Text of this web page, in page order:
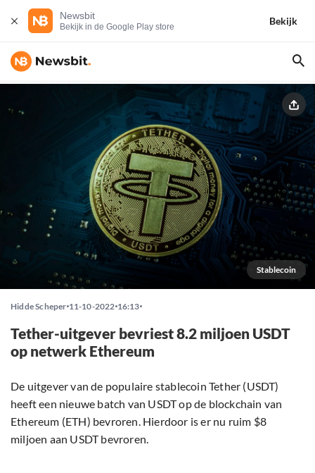
Newsbit
Bekijk in de Google Play store
Bekijk
Stablecoin
Hidde Scheper 11-10-2022 16:13
Tether-uitgever bevriest 8.2 miljoen USDT
op netwerk Ethereum
De uitgever van de populaire stablecoin Tether (USDT)
heeft een nieuwe batch van USDT op de blockchain van
Ethereum (ETH) bevroren. Hierdoor is er nu ruim $8
miljoen aan USDT bevroren.